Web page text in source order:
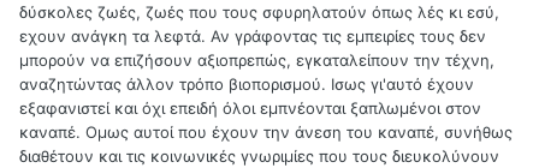
δύσκολες ζωές, ζωές που τους σφυρηλατούν όπως λές κι εσύ,
εχουν ανάγκη τα λεφτά. Αν γράφοντας τις εμπειρίες τους δεν
μπορούν να επιζήσουν αξιοπρεπώς, εγκαταλείπουν την τέχνη,
αναζητώντας άλλον τρόπο βιοπορισμού. Ισως γι'αυτό έχουν
εξαφανιστεί και όχι επειδή όλοι εμπνέονται ξαπλωμένοι στον
καναπέ. Ομως αυτοί που έχουν την άνεση του καναπέ, συνήθως
διαθέτουν και τις κοινωνικές γνωριμίες που τους διευκολύνουν